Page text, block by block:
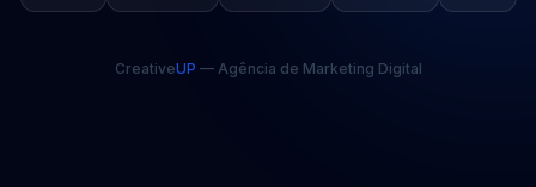
CreativeUP — Agência de Marketing Digital